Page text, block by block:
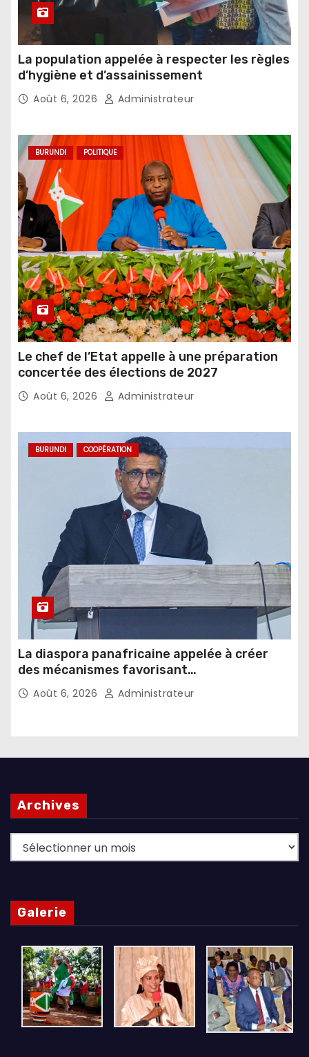
La population appelée à respecter les règles
d’hygiène et d’assainissement
Août 6, 2026 Administrateur
BURUNDI POLITIQUE
Le chef de l’Etat appelle à une préparation
concertée des élections de 2027
Août 6, 2026 Administrateur
BURUNDI COOPÉRATION
La diaspora panafricaine appelée à créer
des mécanismes favorisant
l’investissement dans les pays d’origine
Août 6, 2026 Administrateur
Archives
Archives
Galerie